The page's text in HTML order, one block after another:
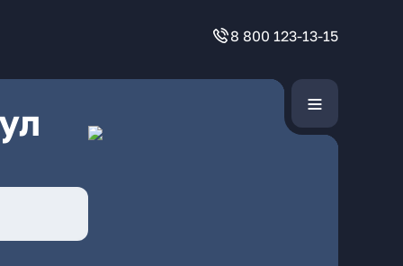
8 800 123-13-15